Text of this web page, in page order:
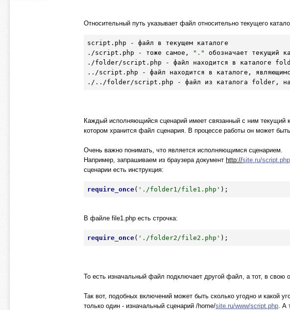
Относительный путь указывает файл относительно текущего
script .php - файл в текущем каталоге
./script .php - тоже самое, "." обозначает текущий
./folder/script .php - файл находится в каталоге
../script .php - файл находится в каталоге,
./../folder/script .php - файл из каталога folder,
Каждый исполняющийся сценарий имеет связанный с ним текущий
котором хранится файл сценария. В процессе работы он может
Очень важно понимать, что является исполняющимся сценарием.
Например, запрашиваем из браузера документ httр://site.ru/script.php
сценарии есть инструкция:
require_once( './folder1/file1.php' );
В файле file1.php есть строчка:
require_once( './folder2/file2.php' );
То есть изначальный файл подключает другой файл, а тот, в свою
Так вот, подобных включений может быть сколько угодно и какой
только один - изначальный сценарий /home/site.ru/www/script.php. А